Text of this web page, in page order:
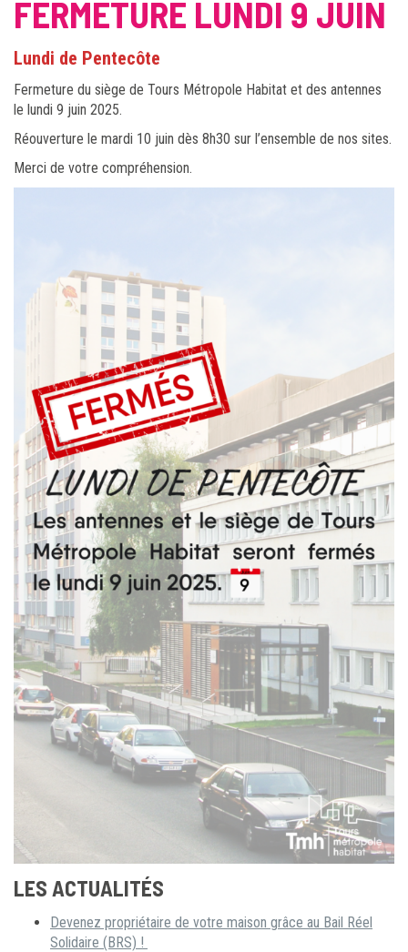
FERMETURE LUNDI 9 JUIN
Lundi de Pentecôte
Fermeture du siège de Tours Métropole Habitat et des antennes
le lundi 9 juin 2025.
Réouverture le mardi 10 juin dès 8h30 sur l’ensemble de nos sites.
Merci de votre compréhension.
LES ACTUALITÉS
Devenez propriétaire de votre maison grâce au Bail Réel
Solidaire (BRS) !